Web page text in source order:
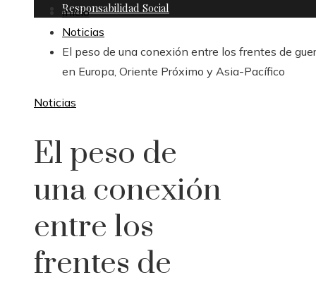
Responsabilidad Social
Inicio
Noticias
El peso de una conexión entre los frentes de
en Europa, Oriente Próximo y Asia-Pacífico
Noticias
El peso de
una conexión
entre los
frentes de